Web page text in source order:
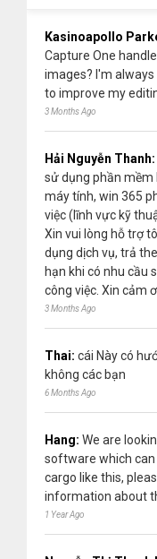
Kasinoapollo
Capture One
images? I'm
to improve my
3 Months Ago
Hải Nguyễn Thanh:
sử dụng phần mềm
máy tính, win 365
việc (lĩnh vực kỹ
Xin vui lòng hỗ trợ
dụng dịch vụ, trả
hạn khi có nhu cầu
công việc. Xin cảm
3 Months Ago
Thai: cái Này có
không các bạn
6 Months Ago
Hang: We are
software which
cargo like this,
information about
1 Year Ago